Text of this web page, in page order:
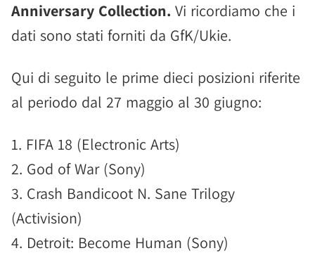
Anniversary Collection. Vi ricordiamo che i
dati sono stati forniti da GfK/Ukie.
Qui di seguito le prime dieci posizioni riferite
al periodo dal 27 maggio al 30 giugno:
1. FIFA 18 (Electronic Arts)
2. God of War (Sony)
3. Crash Bandicoot N. Sane Trilogy
(Activision)
4. Detroit: Become Human (Sony)